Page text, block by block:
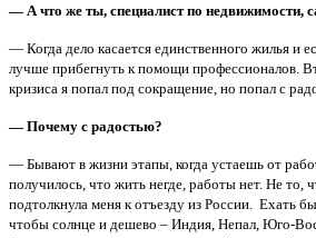
— А что же ты, специалист по недвижимости,
— Когда дело касается единственного жилья и
лучше прибегнуть к помощи профессионалов.
кризиса я попал под сокращение, но попал с
— Почему с радостью?
— Бывают в жизни этапы, когда устаешь от
получилось, что жить негде, работы нет. Не то,
подтолкнула меня к отъезду из России. Ехать
чтобы солнце и дешево – Индия, Непал, Юго-